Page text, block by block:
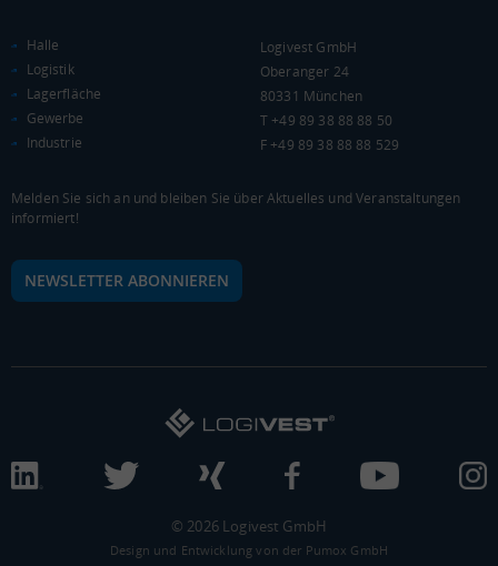
0 €
WIRTSCHAFTSKRAFT (STAND: 2018)
BRUTTOINLANDSPRODUKT
Gesamt
5.966.851 Tsd. € 74.621 €
1.866.352 Tsd. €
BRUTTOWERTSCHÖPFUNG (DURCHSCHNITT)
Produzierendes Gewerbe
Halle
Logistik
Lagerfläche
Gewerbe
Industrie
Logivest GmbH
Oberanger 24
80331 München
T +49 89 38 88 88 50
F +49 89 38 88 88 529
Melden Sie sich an und bleiben Sie über Aktuelles und Veranstaltungen
informiert!
NEWSLETTER ABONNIEREN
© 2026 Logivest GmbH
Design und Entwicklung von der Pumox GmbH